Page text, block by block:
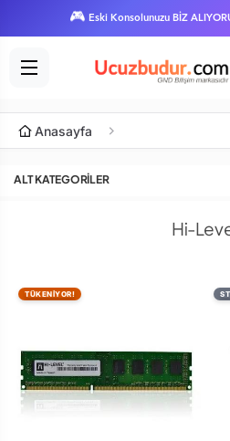
🎮 Eski Konsolunuzu BİZ
Anasayfa
ALT KATEGORILER
Hi-
TÜKENİYOR!